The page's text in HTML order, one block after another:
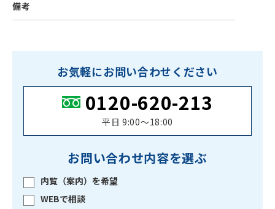
備考
お気軽にお問い合わせください
0120-620-213
平日 9:00〜18:00
お問い合わせ内容を選ぶ
内覧（案内）を希望
WEBで相談